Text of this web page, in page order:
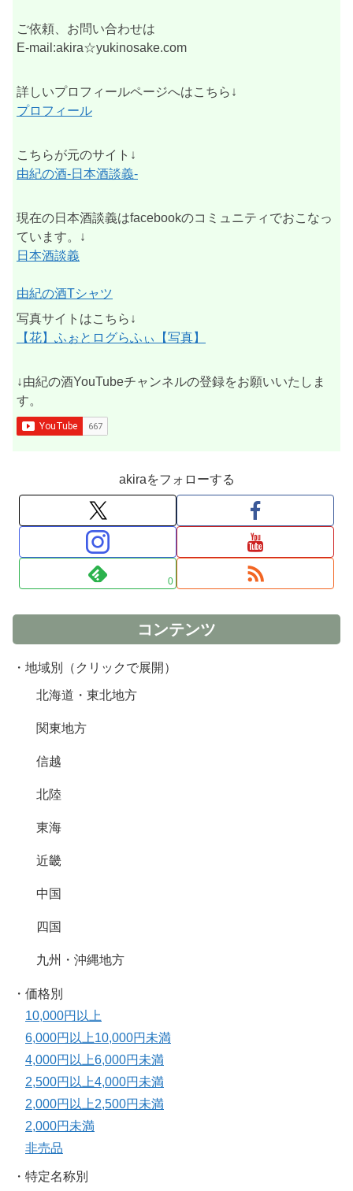
ご依頼、お問い合わせは
E-mail:akira☆yukinosake.com
詳しいプロフィールページへはこちら↓
プロフィール
こちらが元のサイト↓
由紀の酒-日本酒談義-
現在の日本酒談義はfacebookのコミュニティでおこなっ
ています。↓
日本酒談義
由紀の酒Tシャツ
写真サイトはこちら↓
【花】ふぉとログらふぃ【写真】
↓由紀の酒YouTubeチャンネルの登録をお願いいたしま
す。
akiraをフォローする
0
コンテンツ
・地域別（クリックで展開）
北海道・東北地方
関東地方
信越
北陸
東海
近畿
中国
四国
九州・沖縄地方
・価格別
10,000円以上
6,000円以上10,000円未満
4,000円以上6,000円未満
2,500円以上4,000円未満
2,000円以上2,500円未満
2,000円未満
非売品
・特定名称別